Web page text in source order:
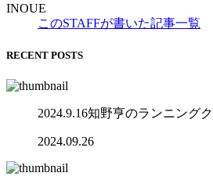
INOUE
このSTAFFが書いた記事一覧
RECENT POSTS
2024.9.16知野亨のランニング
2024.09.26